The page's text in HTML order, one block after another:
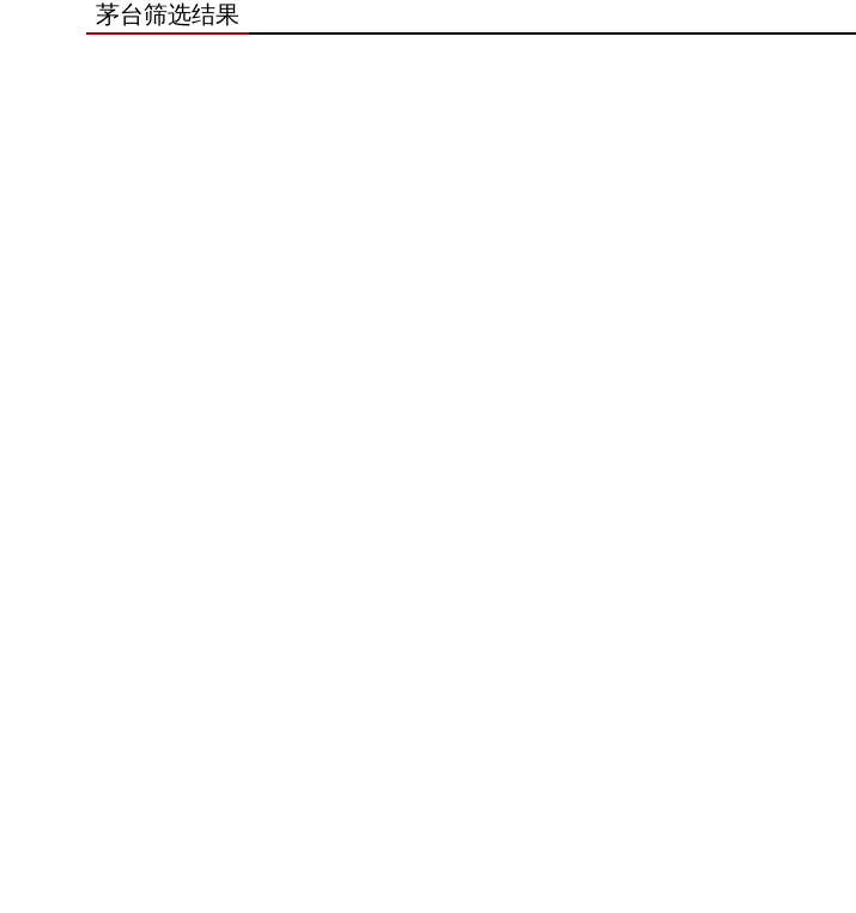
茅台筛选结果